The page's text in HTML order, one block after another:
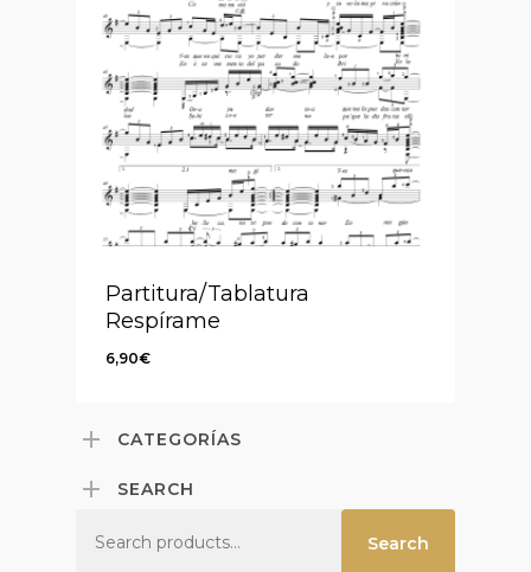
Partitura/Tablatura
Respírame
6,90€
CATEGORÍAS
SEARCH
for:
Search